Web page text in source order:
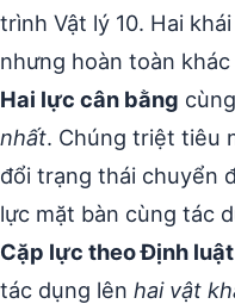
trình Vật lý 10. Hai
nhưng hoàn toàn
Hai lực cân bằng
nhất. Chúng triệt tiêu
đổi trạng thái chuyển
lực mặt bàn cùng tác
Cặp lực theo Định
tác dụng lên hai vật